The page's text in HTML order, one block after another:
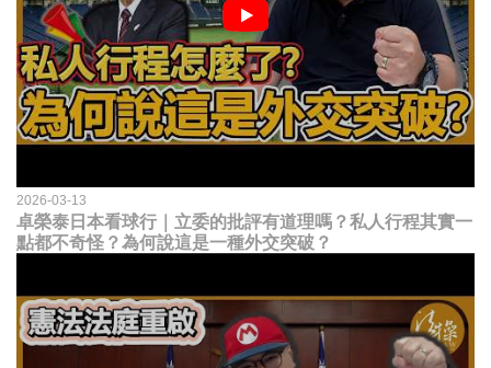
2026-03-13
卓榮泰日本看球行｜立委的批評有道理嗎？私人行程其實一
點都不奇怪？為何說這是一種外交突破？